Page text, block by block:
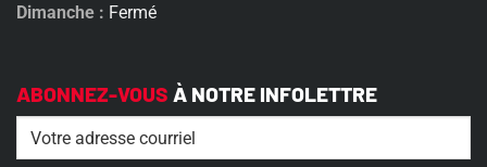
Dimanche : Fermé
ABONNEZ-VOUS À NOTRE INFOLETTRE
Email (Nécessaire)